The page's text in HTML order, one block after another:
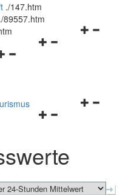
./147.htm
./89557.htm
Navigationsmenü
Navigationsmenü
schließen